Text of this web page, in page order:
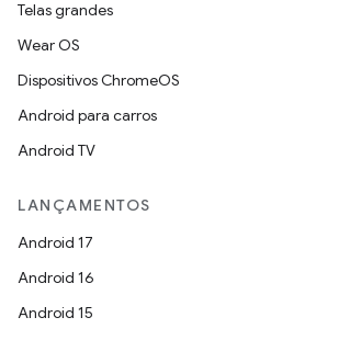
Telas grandes
Wear OS
Dispositivos ChromeOS
Android para carros
Android TV
LANÇAMENTOS
Android 17
Android 16
Android 15